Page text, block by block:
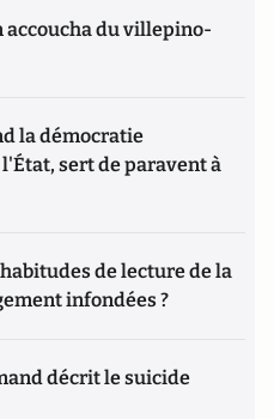
accoucha du villepino-
la démocratie
sert de paravent à
de lecture de la
infondées ?
décrit le suicide